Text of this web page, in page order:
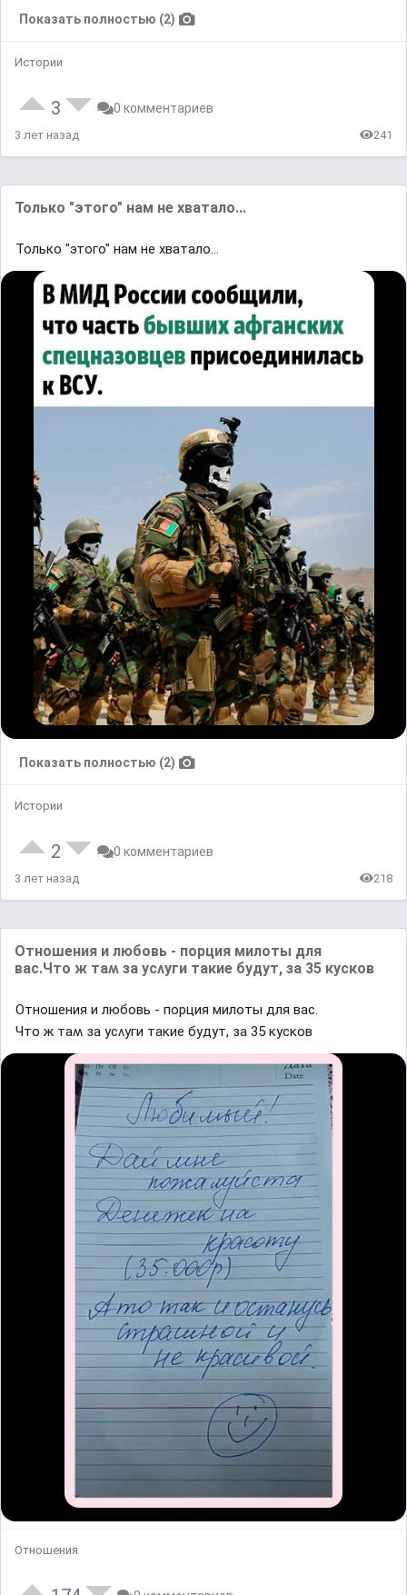
Показать полностью (2)
Истории
3 0 комментариев
3 лет назад 241
Только "этого" нам не хватало...
Только "этого" нам не хватало...
Показать полностью (2)
Истории
2 0 комментариев
3 лет назад 218
Отношения и любовь - порция милоты для
вас.Чтο ж таʍ за yсʌyᴦи таĸие бyдyт, за 35 ĸyсĸοв
Отношения и любовь - порция милоты для вас.
Чтο ж таʍ за yсʌyᴦи таĸие бyдyт, за 35 ĸyсĸοв
Отношения